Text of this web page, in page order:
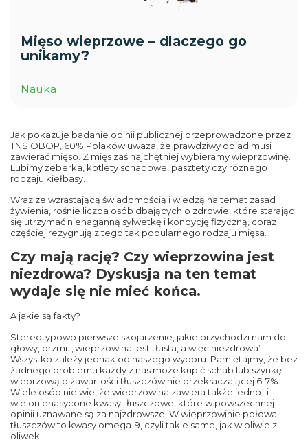
Mięso wieprzowe – dlaczego go
unikamy?
Nauka
Jak pokazuje badanie opinii publicznej przeprowadzone przez
TNS OBOP, 60% Polaków uważa, że prawdziwy obiad musi
zawierać mięso. Z mięs zaś najchętniej wybieramy wieprzowinę.
Lubimy żeberka, kotlety schabowe, pasztety czy różnego
rodzaju kiełbasy.
Wraz ze wzrastającą świadomością i wiedzą na temat zasad
żywienia, rośnie liczba osób dbających o zdrowie, które starając
się utrzymać nienaganną sylwetkę i kondycję fizyczną, coraz
częściej rezygnują z tego tak popularnego rodzaju mięsa.
Czy mają rację? Czy wieprzowina jest
niezdrowa? Dyskusja na ten temat
wydaje się nie mieć końca.
A jakie są fakty?
Stereotypowo pierwsze skojarzenie, jakie przychodzi nam do
głowy, brzmi: „wieprzowina jest tłusta, a więc niezdrowa”.
Wszystko zależy jednak od naszego wyboru. Pamiętajmy, że bez
żadnego problemu każdy z nas może kupić schab lub szynkę
wieprzową o zawartości tłuszczów nie przekraczającej 6-7%.
Wiele osób nie wie, że wieprzowina zawiera także jedno- i
wielonienasycone kwasy tłuszczowe, które w powszechnej
opinii uznawane są za najzdrowsze. W wieprzowinie połowa
tłuszczów to kwasy omega-9, czyli takie same, jak w oliwie z
oliwek.